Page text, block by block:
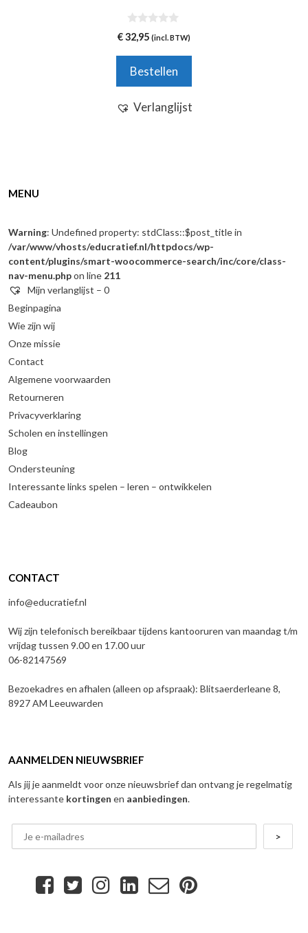
0
v
5
€32,95 (incl. BTW)
Bestellen
Verlanglijst
MENU
Warning: Undefined property: stdClass::$post_title in
/var/www/vhosts/educratief.nl/httpdocs/wp-
content/plugins/smart-woocommerce-search/inc/core/class-
nav-menu.phpon line 211
Mijn verlanglijst – 0
Beginpagina
Wie zijn wij
Onze missie
Contact
Algemene voorwaarden
Retourneren
Privacyverklaring
Scholen en instellingen
Blog
Ondersteuning
Interessante links spelen – leren – ontwikkelen
Cadeaubon
CONTACT
info@educratief.nl
Wij zijn telefonisch bereikbaar tijdens kantooruren van maandag t/m
vrijdag tussen 9.00 en 17.00 uur
06-82147569
Bezoekadres en afhalen (alleen op afspraak): Blitsaerderleane 8,
8927 AM Leeuwarden
AANMELDEN NIEUWSBRIEF
Als jij je aanmeldt voor onze nieuwsbrief dan ontvang je regelmatig
interessante kortingen en aanbiedingen.